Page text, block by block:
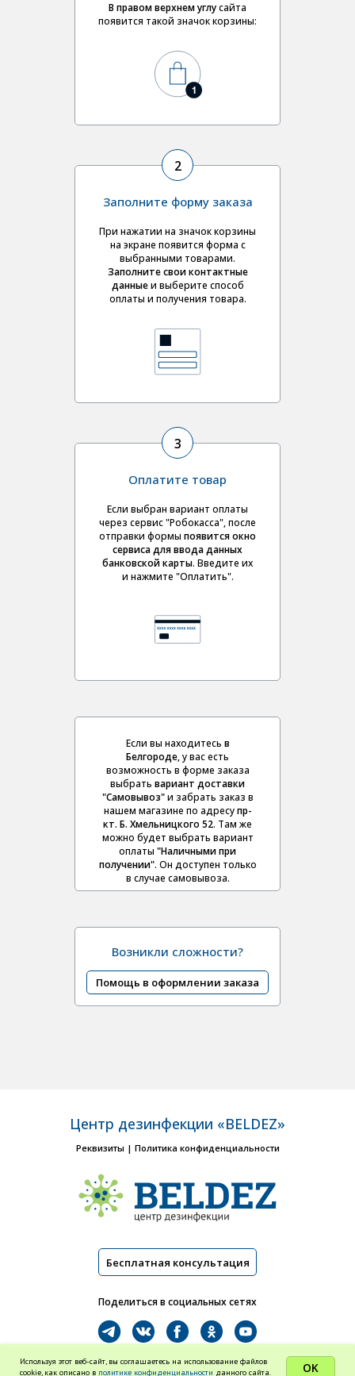
Заполните форму заказа
При нажатии на значок корзины
на экране появится форма с
выбранными товарами.
Заполните свои контактные
данныеи выберите способ
оплаты и получения товара.
2
В правом верхнем углусайта
появится такой значок корзины:
Оплатите товар
Если выбран вариант оплаты
через сервис "Робокасса", после
отправки формы появится окно
сервиса для ввода данных
банковской карты. Введите их
и нажмите "Оплатить".
3
Помощь в оформлении заказа
Если вы находитесь в
Белгороде, у вас есть
возможность в форме заказа
выбрать вариант доставки
"Самовывоз"и забрать заказ в
нашем магазине по адресупр-
кт. Б. Хмельницкого 52. Там же
можно будет выбрать вариант
оплаты "Наличными при
получении". Он доступен только
в случае самовывоза.
Возникли сложности?
Используя этот веб-сайт, вы соглашаетесь на использование файлов
cookie, как описано в политике конфиденциальности данного сайта. OK
Центр дезинфекции «BELDEZ»
Реквизиты | Политика конфиденциальности
Поделиться в социальных сетях
Бесплатная консультация